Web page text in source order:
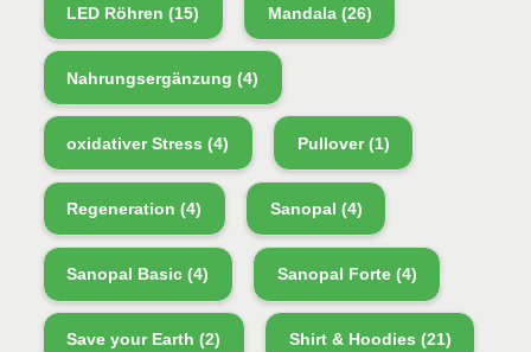
LED Röhren (15) Mandala(26)
Nahrungsergänzung (4)
oxidativer Stress (4) Pullover(1)
Regeneration (4) Sanopal (4)
Sanopal Basic (4) Sanopal Forte(4)
Save your Earth (2) Shirt & Hoodies (21)